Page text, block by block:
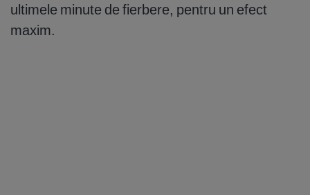
ultimele minute de fierbere, pentru un efect
maxim.